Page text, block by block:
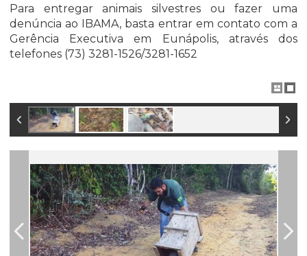
Para entregar animais silvestres ou fazer uma
denúncia ao IBAMA, basta entrar em contato com a
Gerência Executiva em Eunápolis, através dos
telefones (73) 3281-1526/3281-1652